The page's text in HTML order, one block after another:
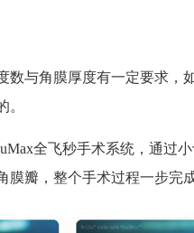
角膜厚度有一定要求，如
全飞秒手术系统，通过小
瓣，整个手术过程一步完成